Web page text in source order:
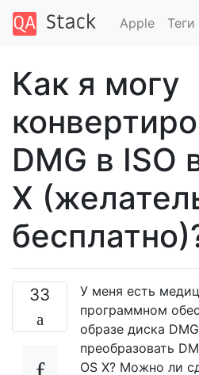
Apple Теги
Как я могу
DMG в ISO
X
33
У меня есть
программном
образе диска
преобразовать
OS X? Можно ли